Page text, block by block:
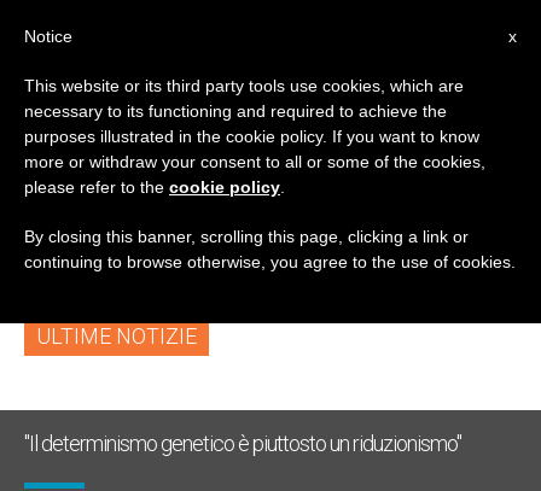
TAG
Posts Tagged
‘ingegneria Genetica’
ULTIME NOTIZIE
"Il determinismo genetico è piuttosto un riduzionismo"
x
Notice
This website or its third party tools use cookies, which are
necessary to its functioning and required to achieve the
purposes illustrated in the cookie policy. If you want to know
more or withdraw your consent to all or some of the cookies,
please refer to the cookie policy
By closing this banner, scrolling this page, clicking a link or
continuing to browse otherwise, you agree to the use of cookies.